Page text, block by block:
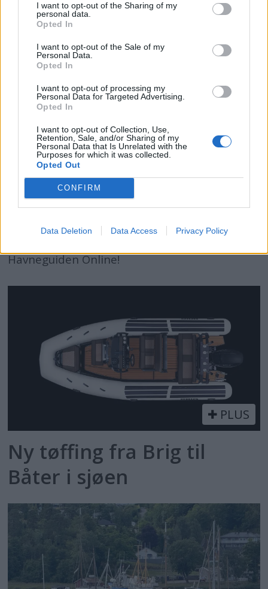
I want to opt-out of the Sharing of my
personal data.
Opted In
I want to opt-out of the Sale of my
Personal Data.
Opted In
I want to opt-out of processing my
Personal Data for Targeted Advertising.
Opted In
I want to opt-out of Collection, Use,
Retention, Sale, and/or Sharing of my
Personal Data that Is Unrelated with the
Purposes for which it was collected.
Opted Out
CONFIRM
Data Deletion Data Access Privacy Policy
Få gratis tilgang til
havneguide
SPAR 659 KRONER: Tegn abonnement på
Havneguiden Online!
PLUS
Ny tøffing fra Brig til
Båter i sjøen